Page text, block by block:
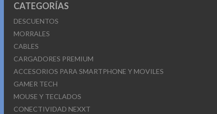
CATEGORÍAS
DESCUENTOS
MORRALES
CABLES
CARGADORES PREMIUM
ACCESORIOS PARA SMARTPHONE Y MOVILES
GAMER TECH
MOUSE Y TECLADOS
CONECTIVIDAD NEXXT